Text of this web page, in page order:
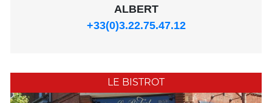
ALBERT
+33(0)3.22.75.47.12
LE BISTROT